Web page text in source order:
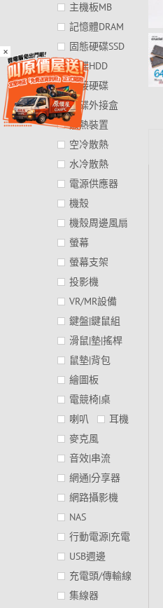
×
主機板MB
記憶體DRAM
固態硬碟SSD
硬碟HDD
外接硬碟
硬碟外接盒
散熱裝置
空冷散熱
水冷散熱
電源供應器
機殼
機殼周邊風扇
螢幕
螢幕支架
投影機
VR/MR設備
鍵盤|鍵鼠組
滑鼠|墊|搖桿
鼠墊|背包
繪圖板
電競椅|桌
喇叭
耳機
麥克風
音效|串流
網通|分享器
網路攝影機
NAS
行動電源|充電
USB週邊
充電頭/傳輸線
集線器